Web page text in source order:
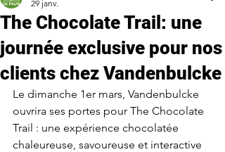
The Chocolate Trail: une
journée exclusive pour nos
clients chez Vandenbulcke
29 janv.
Le dimanche 1er mars, Vandenbulcke
ouvrira ses portes pour The Chocolate
Trail : une expérience chocolatée
chaleureuse, savoureuse et interactive